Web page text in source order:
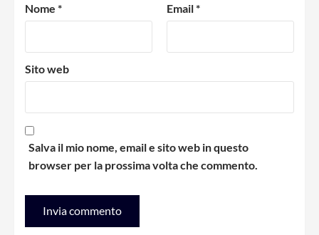
Nome * Email*
Sito web
Salva il mio nome, email e sito web in questo
browser per la prossima volta che commento.